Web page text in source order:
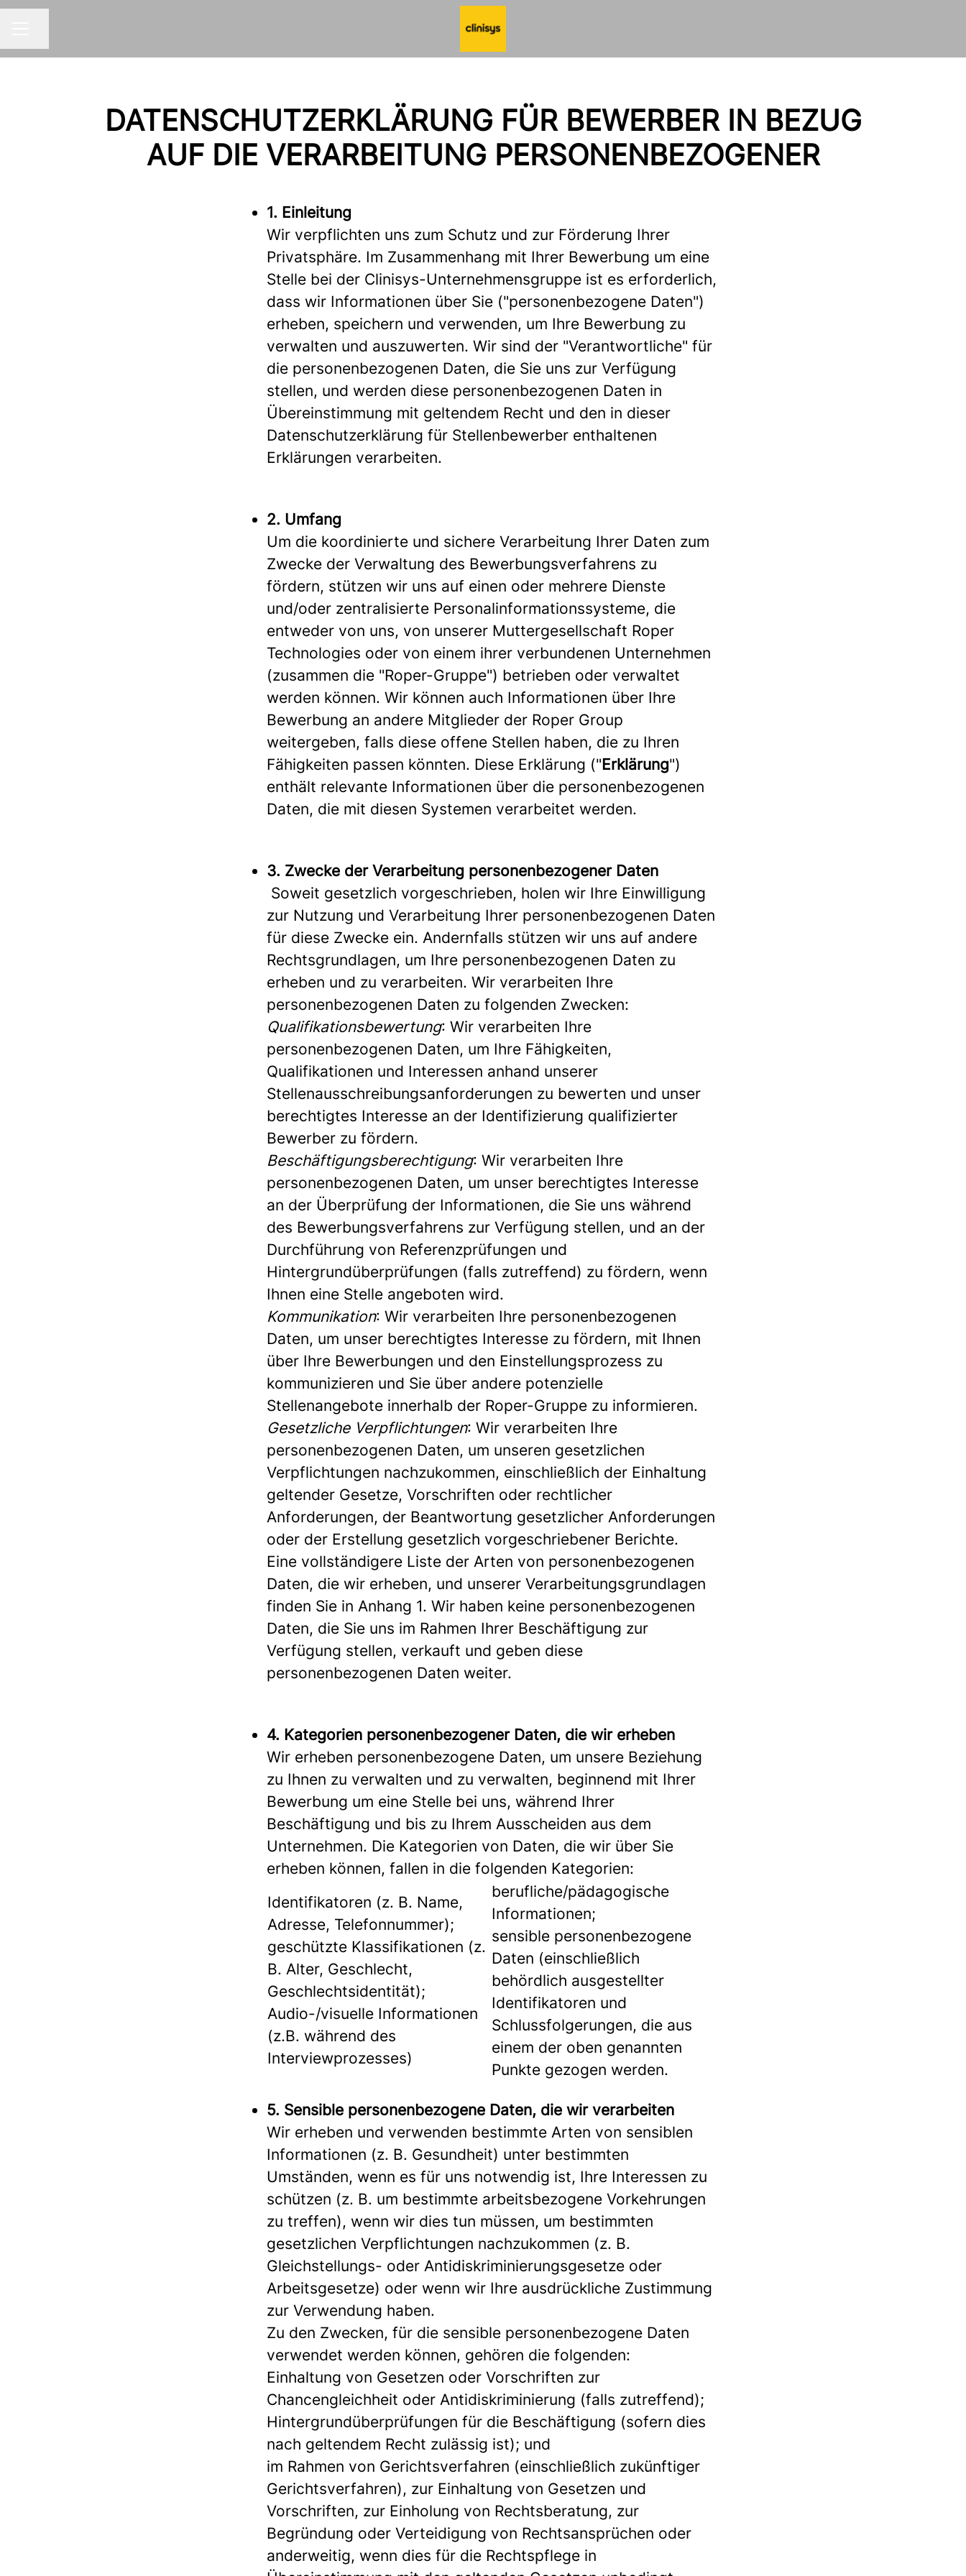
DATENSCHUTZERKLÄRUNG FÜR BEWERBER IN BEZUG
AUF DIE VERARBEITUNG PERSONENBEZOGENER
1. Einleitung
Wir verpflichten uns zum Schutz und zur Förderung Ihrer
Privatsphäre. Im Zusammenhang mit Ihrer Bewerbung um eine
Stelle bei der Clinisys-Unternehmensgruppe ist es erforderlich,
dass wir Informationen über Sie ("personenbezogene Daten")
erheben, speichern und verwenden, um Ihre Bewerbung zu
verwalten und auszuwerten. Wir sind der "Verantwortliche" für
die personenbezogenen Daten, die Sie uns zur Verfügung
stellen, und werden diese personenbezogenen Daten in
Übereinstimmung mit geltendem Recht und den in dieser
Datenschutzerklärung für Stellenbewerber enthaltenen
Erklärungen verarbeiten.
2. Umfang
Um die koordinierte und sichere Verarbeitung Ihrer Daten zum
Zwecke der Verwaltung des Bewerbungsverfahrens zu
fördern, stützen wir uns auf einen oder mehrere Dienste
und/oder zentralisierte Personalinformationssysteme, die
entweder von uns, von unserer Muttergesellschaft Roper
Technologies oder von einem ihrer verbundenen Unternehmen
(zusammen die "Roper-Gruppe") betrieben oder verwaltet
werden können. Wir können auch Informationen über Ihre
Bewerbung an andere Mitglieder der Roper Group
weitergeben, falls diese offene Stellen haben, die zu Ihren
Fähigkeiten passen könnten. Diese Erklärung ("Erklärung")
enthält relevante Informationen über die personenbezogenen
Daten, die mit diesen Systemen verarbeitet werden.
3. Zwecke der Verarbeitung personenbezogener Daten
Soweit gesetzlich vorgeschrieben, holen wir Ihre Einwilligung
zur Nutzung und Verarbeitung Ihrer personenbezogenen Daten
für diese Zwecke ein. Andernfalls stützen wir uns auf andere
Rechtsgrundlagen, um Ihre personenbezogenen Daten zu
erheben und zu verarbeiten. Wir verarbeiten Ihre
personenbezogenen Daten zu folgenden Zwecken:
Qualifikationsbewertung: Wir verarbeiten Ihre
personenbezogenen Daten, um Ihre Fähigkeiten,
Qualifikationen und Interessen anhand unserer
Stellenausschreibungsanforderungen zu bewerten und unser
berechtigtes Interesse an der Identifizierung qualifizierter
Bewerber zu fördern.
Beschäftigungsberechtigung: Wir verarbeiten Ihre
personenbezogenen Daten, um unser berechtigtes Interesse
an der Überprüfung der Informationen, die Sie uns während
des Bewerbungsverfahrens zur Verfügung stellen, und an der
Durchführung von Referenzprüfungen und
Hintergrundüberprüfungen (falls zutreffend) zu fördern, wenn
Ihnen eine Stelle angeboten wird.
Kommunikation: Wir verarbeiten Ihre personenbezogenen
Daten, um unser berechtigtes Interesse zu fördern, mit Ihnen
über Ihre Bewerbungen und den Einstellungsprozess zu
kommunizieren und Sie über andere potenzielle
Stellenangebote innerhalb der Roper-Gruppe zu informieren.
Gesetzliche Verpflichtungen: Wir verarbeiten Ihre
personenbezogenen Daten, um unseren gesetzlichen
Verpflichtungen nachzukommen, einschließlich der Einhaltung
geltender Gesetze, Vorschriften oder rechtlicher
Anforderungen, der Beantwortung gesetzlicher Anforderungen
oder der Erstellung gesetzlich vorgeschriebener Berichte.
Eine vollständigere Liste der Arten von personenbezogenen
Daten, die wir erheben, und unserer Verarbeitungsgrundlagen
finden Sie in Anhang 1. Wir haben keine personenbezogenen
Daten, die Sie uns im Rahmen Ihrer Beschäftigung zur
Verfügung stellen, verkauft und geben diese
personenbezogenen Daten weiter.
4. Kategorien personenbezogener Daten, die wir erheben
Wir erheben personenbezogene Daten, um unsere Beziehung
zu Ihnen zu verwalten und zu verwalten, beginnend mit Ihrer
Bewerbung um eine Stelle bei uns, während Ihrer
Beschäftigung und bis zu Ihrem Ausscheiden aus dem
Unternehmen. Die Kategorien von Daten, die wir über Sie
erheben können, fallen in die folgenden Kategorien:
Identifikatoren (z. B. Name,
Adresse, Telefonnummer);
geschützte Klassifikationen (z.
B. Alter, Geschlecht,
Geschlechtsidentität);
Audio-/visuelle Informationen
(z.B. während des
Interviewprozesses)
berufliche/pädagogische
Informationen;
sensible personenbezogene
Daten (einschließlich
behördlich ausgestellter
Identifikatoren und
Schlussfolgerungen, die aus
einem der oben genannten
Punkte gezogen werden.
5. Sensible personenbezogene Daten, die wir verarbeiten
Wir erheben und verwenden bestimmte Arten von sensiblen
Informationen (z. B. Gesundheit) unter bestimmten
Umständen, wenn es für uns notwendig ist, Ihre Interessen zu
schützen (z. B. um bestimmte arbeitsbezogene Vorkehrungen
zu treffen), wenn wir dies tun müssen, um bestimmten
gesetzlichen Verpflichtungen nachzukommen (z. B.
Gleichstellungs- oder Antidiskriminierungsgesetze oder
Arbeitsgesetze) oder wenn wir Ihre ausdrückliche Zustimmung
zur Verwendung haben.
Zu den Zwecken, für die sensible personenbezogene Daten
verwendet werden können, gehören die folgenden:
Einhaltung von Gesetzen oder Vorschriften zur
Chancengleichheit oder Antidiskriminierung (falls zutreffend);
Hintergrundüberprüfungen für die Beschäftigung (sofern dies
nach geltendem Recht zulässig ist); und
im Rahmen von Gerichtsverfahren (einschließlich zukünftiger
Gerichtsverfahren), zur Einhaltung von Gesetzen und
Vorschriften, zur Einholung von Rechtsberatung, zur
Begründung oder Verteidigung von Rechtsansprüchen oder
anderweitig, wenn dies für die Rechtspflege in